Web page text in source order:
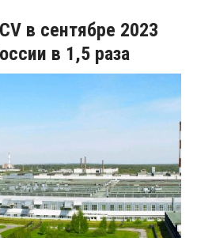
в сентябре 2023
в 1,5 раза